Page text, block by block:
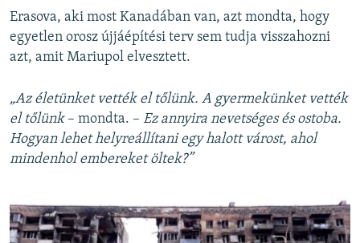
Erasova, aki most Kanadában van, azt mondta, hogy
egyetlen orosz újjáépítési terv sem tudja visszahozni
azt, amit Mariupol elvesztett.
„Az életünket vették el tőlünk. A gyermekünket vették
el tőlünk– mondta. – Ez annyira nevetséges és ostoba.
Hogyan lehet helyreállítani egy halott várost, ahol
mindenhol embereket öltek?”